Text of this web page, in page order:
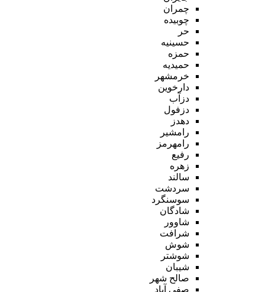
چمران
چوبیده
حر
حسینیه
حمزه
حمیدیه
خرمشهر
دارخوین
دزآب
دزفول
دهدز
رامشیر
رامهرمز
رفیع
زهره
سالند
سردشت
سوسنگرد
شادگان
شاوور
شرافت
شوش
شوشتر
شیبان
صالح شهر
صفی آباد